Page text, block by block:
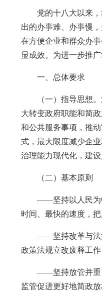
党的十八大以来，
出的办事难、办事慢
在方便企业和群众办
显成效。为进一步推
一、总体要求
（一）指导思想。
大转变政府职能和简
和公共服务事项，推
式，最大限度减少企
治理能力现代化，建
（二）基本原则
——坚持以人民为中
时间、最快的速度，
——坚持改革与法治
政策法规立改废释工
——坚持放管并重、
监管促进更好地简政